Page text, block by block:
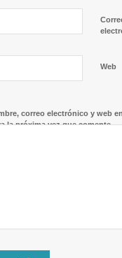
Web
correo electrónico y web
la próxima vez que comente.